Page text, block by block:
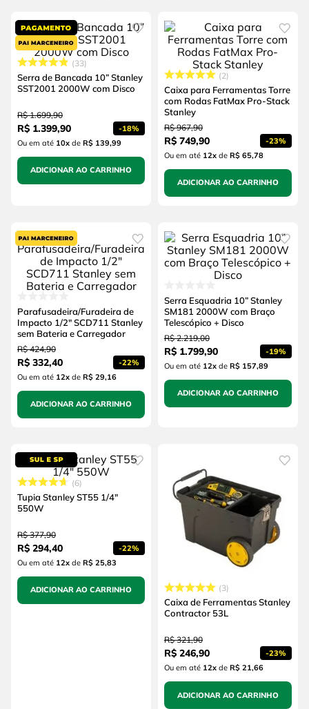
33
Serra de Bancada 10” Stanley
SST2001 2000W com Disco
R$ 1.699,90
R$ 1.399,90 -18%
Ou em até 10xde R$ 139,99
ADICIONAR AO CARRINHO
2
Caixa para Ferramentas Torre
com Rodas FatMax Pro-Stack
Stanley
R$ 967,90
R$ 749,90 -23%
Ou em até 12xde R$ 65,78
ADICIONAR AO CARRINHO
Parafusadeira/Furadeira de
Impacto 1/2" SCD711 Stanley
sem Bateria e Carregador
R$ 424,90
R$ 332,40 -22%
Ou em até 12xde R$ 29,16
ADICIONAR AO CARRINHO
Serra Esquadria 10” Stanley
SM181 2000W com Braço
Telescópico + Disco
R$ 2.219,00
R$ 1.799,90 -19%
Ou em até 12xde R$ 157,89
ADICIONAR AO CARRINHO
6
Tupia Stanley ST55 1/4"
550W
R$ 377,90
R$ 294,40 -22%
Ou em até 12xde R$ 25,83
ADICIONAR AO CARRINHO 3
Caixa de Ferramentas Stanley
Contractor 53L
R$ 321,90
R$ 246,90 -23%
Ou em até 12xde R$ 21,66
ADICIONAR AO CARRINHO
7º serra copo
8º disco corte
9º chave impacto
10º luva
serra circular
fio
serra copo
disco corte
chave impacto
º luva